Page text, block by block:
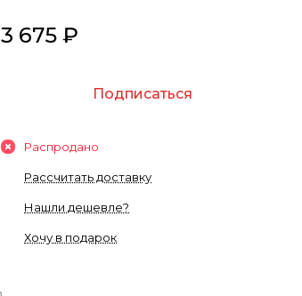
3 675 ₽
Подписаться
Распродано
Рассчитать доставку
Нашли дешевле?
Хочу в подарок